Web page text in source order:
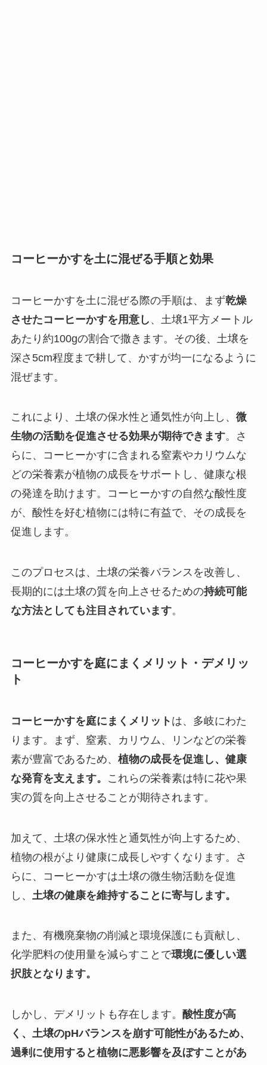
コーヒーかすを土に混ぜる手順と効果
コーヒーかすを土に混ぜる際の手順は、まず乾燥
させたコーヒーかすを用意し 、土壌1平方メートル
あたり約100gの割合で撒きます。その後、土壌を
深さ5cm程度まで耕して、かすが均一になるように
混ぜます。
これにより、土壌の保水性と通気性が向上し、 微
生物の活動を促進させる効果が期待できます。さ
らに、コーヒーかすに含まれる窒素やカリウムな
どの栄養素が植物の成長をサポートし、健康な根
の発達を助けます。コーヒーかすの自然な酸性度
が、酸性を好む植物には特に有益で、その成長を
促進します。
このプロセスは、土壌の栄養バランスを改善し、
長期的には土壌の質を向上させるための持続可能
な方法としても注目されています。
コーヒーかすを庭にまくメリット・デメリッ
ト
コーヒーかすを庭にまくメリット は、多岐にわた
ります。まず、窒素、カリウム、リンなどの栄養
素が豊富であるため、 植物の成長を促進し、健康
な発育を支えます。
これらの栄養素は特に花や果
実の質を向上させることが期待されます。
加えて、土壌の保水性と通気性が向上するため、
植物の根がより健康に成長しやすくなります。さ
らに、コーヒーかすは土壌の微生物活動を促進
し、
土壌の健康を維持することに寄与します。
また、有機廃棄物の削減と環境保護にも貢献し、
化学肥料の使用量を減らすことで環境に優しい選
択肢となります。
しかし、デメリットも存在します。 酸性度が高
く、土壌のpHバランスを崩す可能性があるため、
過剰に使用すると植物に悪影響を及ぼすことがあ